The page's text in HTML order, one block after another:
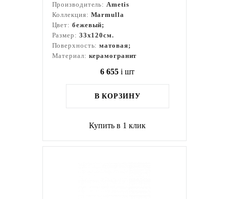
Производитель:Ametis
Коллекция: Marmulla
Цвет: бежевый;
Размер: 33x120см.
Поверхность:матовая;
Материал: керамогранит
6 655 i шт
В КОРЗИНУ
Купить в 1 клик